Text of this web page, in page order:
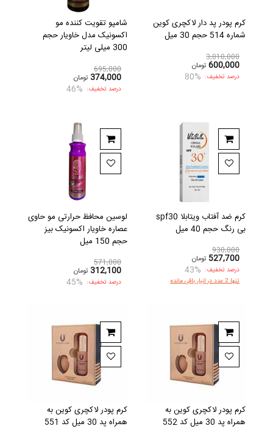
کرم پودر پد دار لاکچری کوین
شماره 514 حجم 30 میل
3,010,000
600,000 تومان
درصد تخفیف: 80%
شامپو تقویت کننده مو
اکسونیک مدل خاویار حجم
300 میلی لیتر
695,000
374,000 تومان
درصد تخفیف: 46%
کرم ضد آفتاب ویتابلا spf30
بی رنگ حجم 40 میل
930,000
527,700 تومان
درصد تخفیف: 43%
تنها 2 عدد در انبار باقی مانده
لوسین محافظ حرارتی مو حاوی
عصاره خاویار اکسونیک بیز
حجم 150 میل
571,000
312,100 تومان
درصد تخفیف: 45%
کرم پودر لاکچری کوین به
همراه پد 30 میل کد 552
کرم پودر لاکچری کوین به
همراه پد 30 میل کد 551